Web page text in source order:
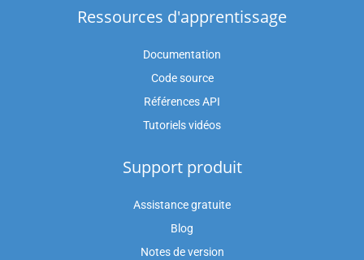
Ressources d'apprentissage
Documentation
Code source
Références API
Tutoriels vidéos
Support produit
Assistance gratuite
Blog
Notes de version